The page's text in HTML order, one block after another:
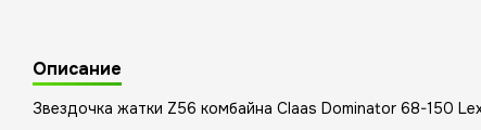
Описание
Звездочка жатки Z56 комбайна Claas Dominator 68-150